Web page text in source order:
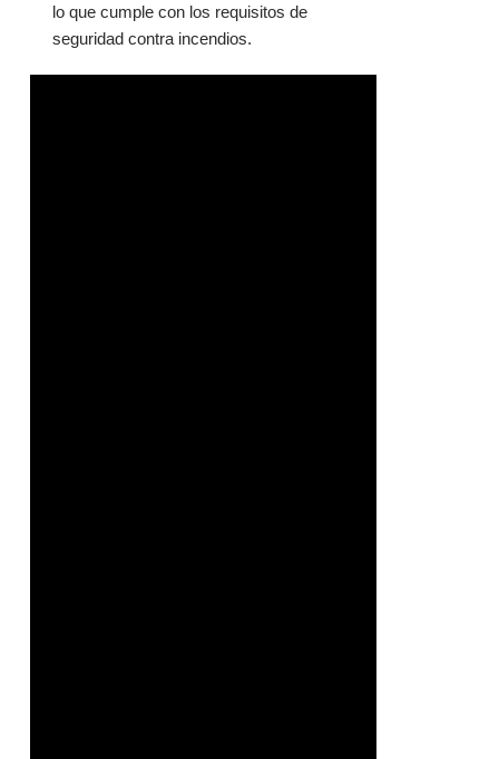
lo que cumple con los requisitos de
seguridad contra incendios.